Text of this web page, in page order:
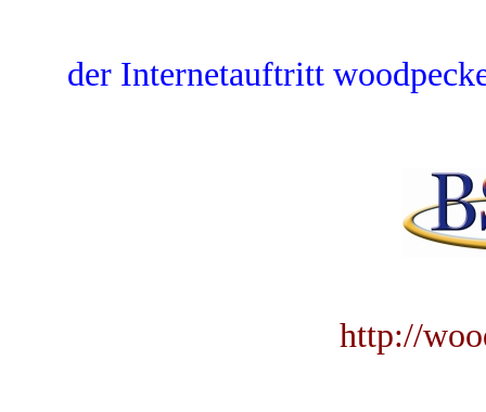
der Internetauftritt
http://